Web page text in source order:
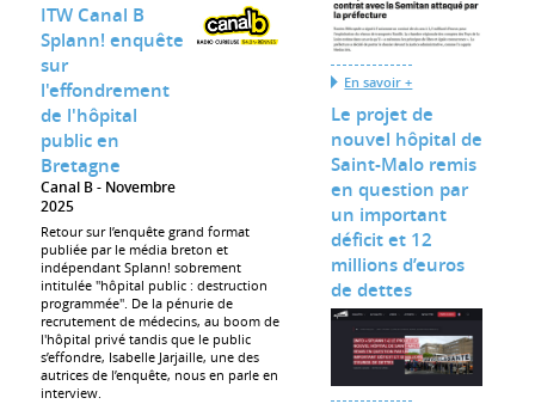
ITW Canal B
Splann! enquête
sur
l'effondrement
de l'hôpital
public en
Bretagne
Canal B
Novembre
2025
Retour sur l’enquête grand format
publiée par le média breton et
indépendant Splann! sobrement
intitulée "hôpital public : destruction
programmée". De la pénurie de
recrutement de médecins, au boom de
l'hôpital privé tandis que le public
s’effondre, Isabelle Jarjaille, une des
autrices de l’enquête, nous en parle en
interview.
En savoir +
Le projet de
nouvel hôpital de
Saint-Malo remis
en question par
un important
déficit et 12
millions d’euros
de dettes